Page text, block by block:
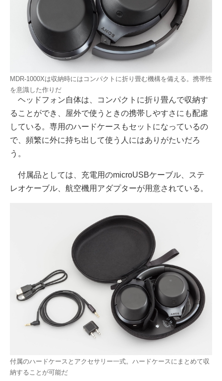
MDR-1000Xは収納時にはコンパクトに折り畳む機構を備える。携帯性
を意識した作りだ
ヘッドフォン自体は、コンパクトに折り畳んで収納す
ることができ、屋外で使うときの携帯しやすさにも配慮
している。専用のハードケースもセットになっているの
で、頻繁に外に持ち出して使う人にはありがたいだろ
う。
付属品としては、充電用のmicroUSBケーブル、ステ
レオケーブル、航空機用アダプターが用意されている。
付属のハードケースとアクセサリー一式。ハードケースにまとめて収
納することが可能だ